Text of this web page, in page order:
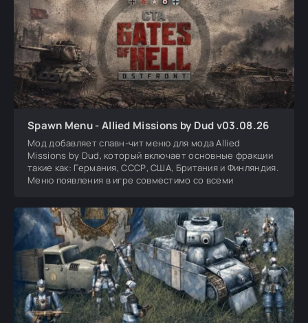
Spawn Menu - Allied Missions by Dud v03.08.26
Мод добавляет спавн-чит меню для мода Allied
Missions by Dud, который включает основные фракции
такие как: Германия, СССР, США, Британия и Финляндия.
Меню появления в игре совместимо со всеми